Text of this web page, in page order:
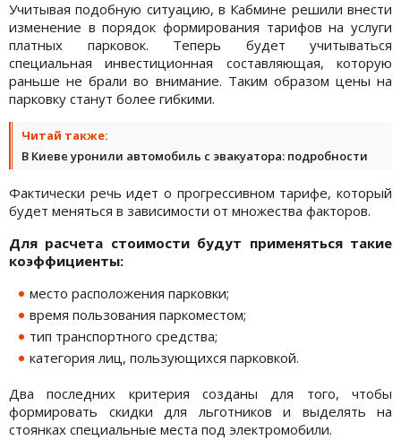
Учитывая подобную ситуацию, в Кабмине решили внести
изменение в порядок формирования тарифов на услуги
платных парковок. Теперь будет учитываться
специальная инвестиционная составляющая, которую
раньше не брали во внимание. Таким образом цены на
парковку станут более гибкими.
Читай также:
В Киеве уронили автомобиль с эвакуатора: подробности
Фактически речь идет о прогрессивном тарифе, который
будет меняться в зависимости от множества факторов.
Для расчета стоимости будут применяться такие
коэффициенты:
место расположения парковки;
время пользования паркоместом;
тип транспортного средства;
категория лиц, пользующихся парковкой.
Два последних критерия созданы для того, чтобы
формировать скидки для льготников и выделять на
стоянках специальные места под электромобили.